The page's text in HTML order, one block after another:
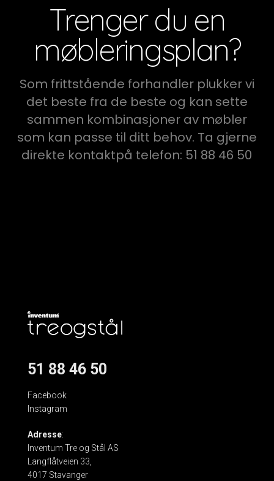
Trenger du en
møbleringsplan?
Som frittstående forhandler plukker vi
det beste fra de beste og kan sette
sammen kombinasjoner av møbler
som kan passe til ditt behov. Ta gjerne
direkte kontaktpå telefon: 51 88 46 50
51 88 46 50
Facebook
Instagram
Adresse:
Inventum Tre og Stål AS
Langflåtveien 33,
4017 Stavanger